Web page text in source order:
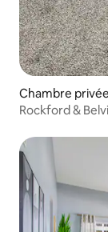
Chambre
Rockford &